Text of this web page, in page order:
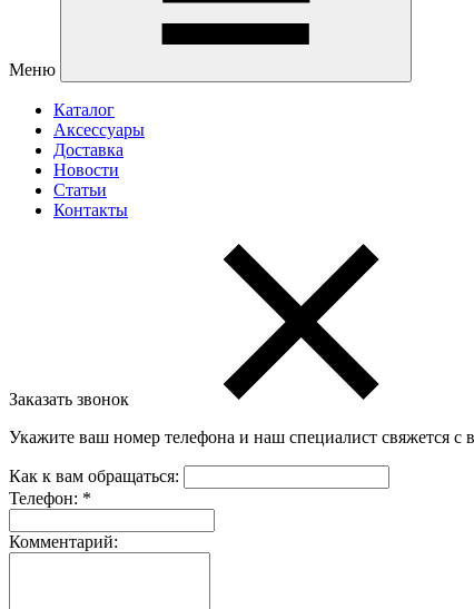
Меню
Каталог
Аксессуары
Доставка
Новости
Статьи
Контакты
Заказать звонок
Укажите ваш номер телефона и наш специалист свяжется с
Как к вам обращаться:
Телефон: *
Комментарий: